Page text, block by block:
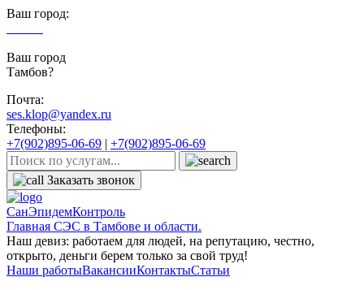
Ваш город:
Ваш город
Тамбов?
Почта:
ses.klop@yandex.ru
Телефоны:
+7(902)895-06-69 | +7(902)895-06-69
Заказать звонок
СанЭпидемКонтроль
Главная СЭС в Тамбове и области.
Наш девиз: работаем для людей, на репутацию, честно,
открыто, деньги берем только за свой труд!
Наши работыВакансииКонтактыСтатьи